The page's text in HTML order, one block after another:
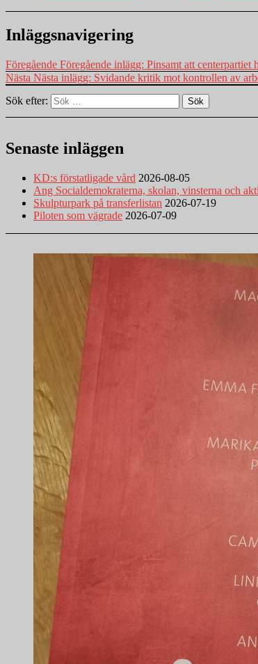
Inläggsnavigering
Föregående Föregående inlägg: Pinsamt att centerpartiet
Nästa Nästa inlägg: Svidande kritik mot kontrollen av
Sök efter:
Sök
Senaste inläggen
KD:s förstatligade vård 2026-08-05
Ang Socialdemokraterna, skolan, vinsterna och
Skulpturpark på transferlistan 2026-07-19
Piloten som vägrade 2026-07-09